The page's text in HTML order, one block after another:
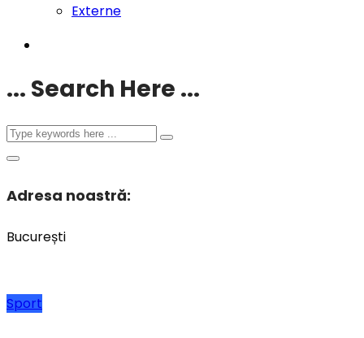
Externe
... Search Here ...
Adresa noastră:
București
Sport